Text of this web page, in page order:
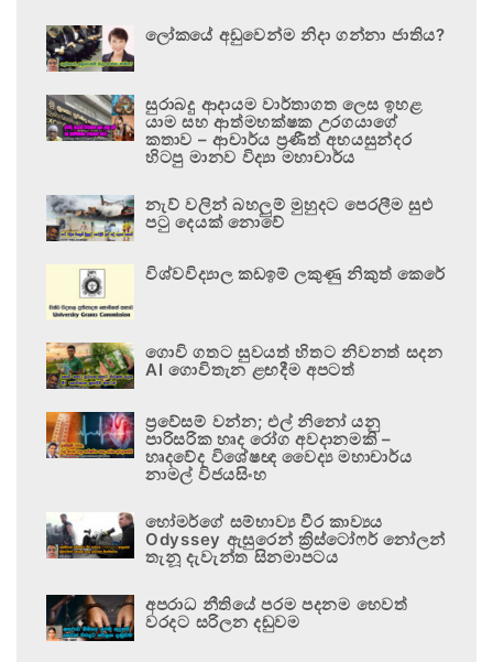
ලෝකයේ අඩුවෙන්ම නිදා ගන්නා ජාතිය?
සුරාබදු ආදායම වාර්තාගත ලෙස ඉහළ
යාම සහ ආත්මභක්ෂක උරගයාගේ
කතාව – ආචාර්ය ප්‍රණීත් අභයසුන්දර
හිටපු මානව විද්‍යා මහාචාර්ය
නැව් වලින් බහලුම් මුහුදට පෙරලීම සුළු
පටු දෙයක් නොවේ
විශ්වවිද්‍යාල කඩඉම් ලකුණු නිකුත් කෙරේ
ගොවි ගතට සුවයත් හිතට නිවනත් සදන
AI ගොවිතැන ළඟදීම අපටත්
ප්‍රවේසම් වන්න; එල් නිනෝ යනු
පාරිසරික හෘද රෝග අවදානමකි –
හෘදවේද විශේෂඥ වෛද්‍ය මහාචාර්ය
නාමල් විජයසිංහ
හෝමර්ගේ සම්භාව්‍ය වීර කාව්‍යය
Odyssey ඇසුරෙන් ක්‍රිස්ටෝෆර් නෝලන්
තැනූ දැවැන්ත සිනමාපටය
අපරාධ නීතියේ පරම පදනම හෙවත්
වරදට සරිලන දඬුවම